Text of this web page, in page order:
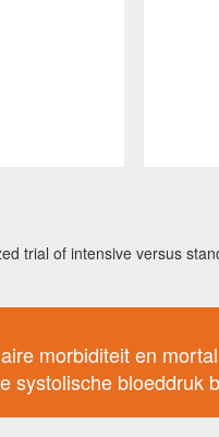
trial of intensive versus
morbiditeit en
systolische